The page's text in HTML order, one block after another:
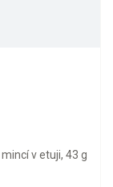
v etuji, 43 g